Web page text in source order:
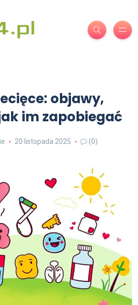
objawy,
im zapobiegać
20 listopada 2025 (0)